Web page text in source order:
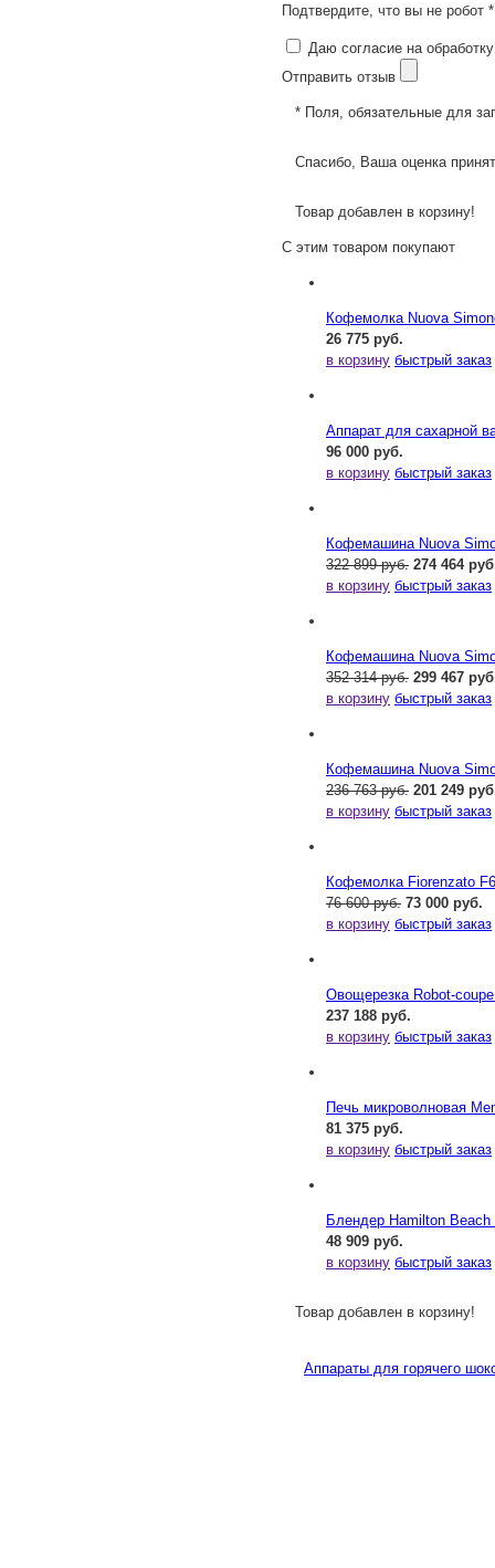
Подтвердите, что вы не робот *
Даю согласие на
Отправить отзыв
* Поля, обязательные для
Спасибо, Ваша оценка
Товар добавлен в корзину!
С этим товаром покупают
Кофемолка Nuova
26 775 руб.
в корзину быстрый заказ
Аппарат для сахарной
96 000 руб.
в корзину быстрый заказ
Кофемашина Nuova
322 899 руб. 274 464
в корзину быстрый заказ
Кофемашина Nuova
352 314 руб. 299 467
в корзину быстрый заказ
Кофемашина Nuova
236 763 руб. 201 249
в корзину быстрый заказ
Кофемолка Fiorenzato
76 600 руб. 73 000 руб.
в корзину быстрый заказ
Овощерезка Robot-
237 188 руб.
в корзину быстрый заказ
Печь микроволновая
81 375 руб.
в корзину быстрый заказ
Блендер Hamilton Beach
48 909 руб.
в корзину быстрый заказ
Товар добавлен в корзину!
Аппараты для горячего